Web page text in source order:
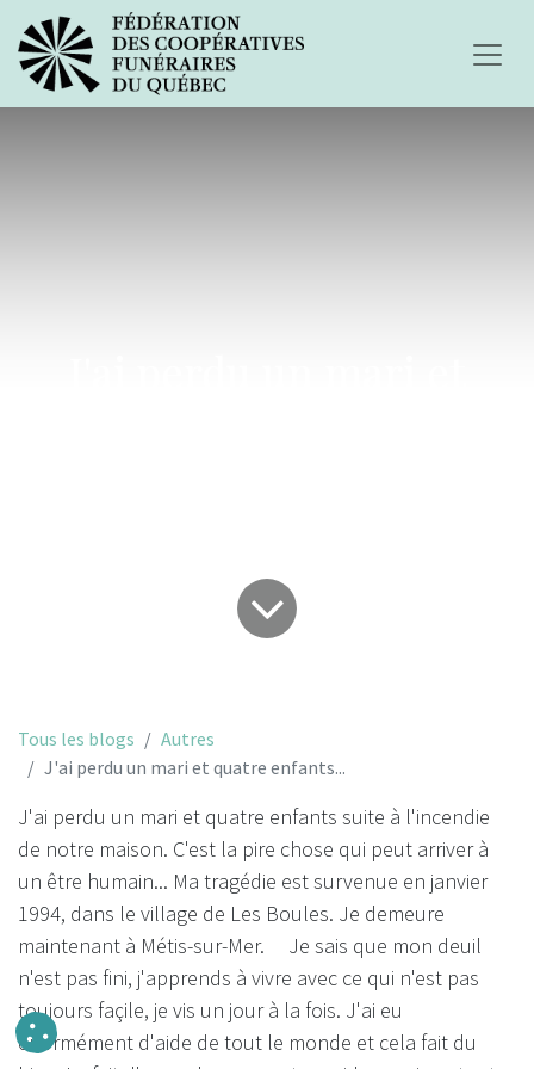
Tous les blogs
Autres
J'ai perdu un mari et quatre enfants...
J'ai perdu un mari et quatre enfants suite à l'incendie
de notre maison. C'est la pire chose qui peut arriver à
un être humain... Ma tragédie est survenue en janvier
1994, dans le village de Les Boules. Je demeure
maintenant à Métis-sur-Mer. Je sais que mon deuil
n'est pas fini, j'apprends à vivre avec ce qui n'est pas
toujours façile, je vis un jour à la fois. J'ai eu
énormément d'aide de tout le monde et cela fait du